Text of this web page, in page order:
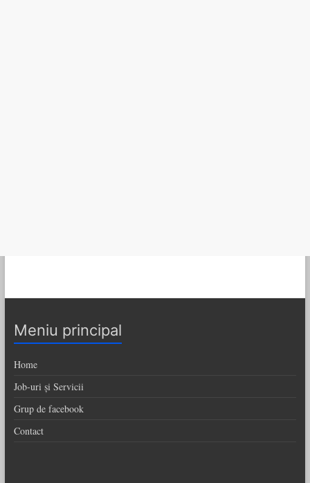
Meniu principal
Home
Job-uri și Servicii
Grup de facebook
Contact